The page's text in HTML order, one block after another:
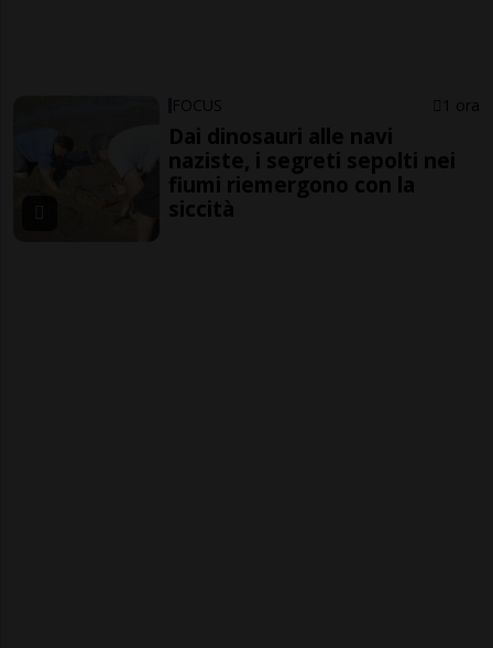
FOCUS 1 ora
Dai dinosauri alle navi
naziste, i segreti sepolti nei
fiumi riemergono con la
siccità